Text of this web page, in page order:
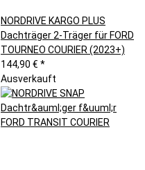
NORDRIVE KARGO PLUS
Dachträger 2-Träger für FORD
TOURNEO COURIER (2023+)
144,90 € *
Ausverkauft